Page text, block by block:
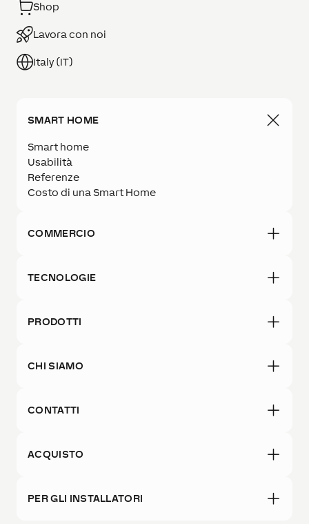
Shop
Lavora con noi
Italy (IT)
SMART HOME
Smart home
Usabilità
Referenze
Costo di una Smart Home
COMMERCIO
TECNOLOGIE
PRODOTTI
CHI SIAMO
CONTATTI
ACQUISTO
PER GLI INSTALLATORI